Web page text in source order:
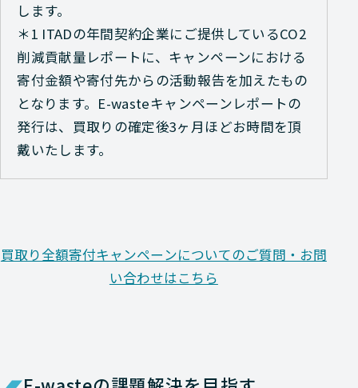
します。
＊1 ITADの年間契約企業にご提供しているCO2
削減貢献量レポートに、キャンペーンにおける
寄付金額や寄付先からの活動報告を加えたもの
となります。E-wasteキャンペーンレポートの
発行は、買取りの確定後3ヶ月ほどお時間を頂
戴いたします。
買取り全額寄付キャンペーンについてのご質問・お問
い合わせはこちら